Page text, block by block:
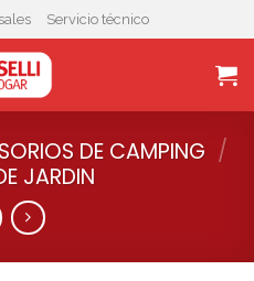
Servicio técnico
DE CAMPING /
JARDIN